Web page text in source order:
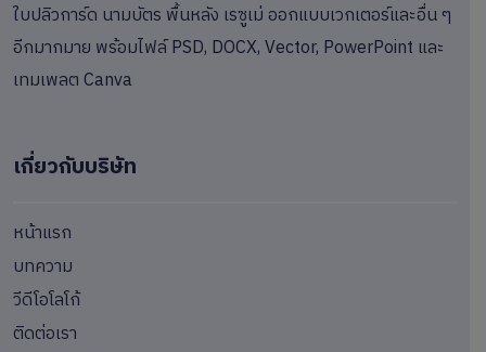
ใบปลิวการ์ด นามบัตร พื้นหลัง เรซูเม่ ออกแบบเวกเตอร์และอื่น ๆ
อีกมากมาย พร้อมไฟล์ PSD, DOCX, Vector, PowerPoint และ
เทมเพลต Canva
เกี่ยวกับบริษัท
หน้าแรก
บทความ
วีดีโอโลโก้
ติดต่อเรา